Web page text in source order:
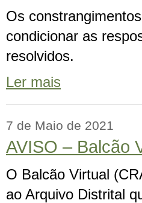
Os
condicionar as
resolvidos.
Ler mais
7 de Maio de 2021
AVISO – Balcão
O Balcão Virtual
ao Arquivo Distrital